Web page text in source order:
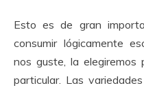
Esto es de gran
consumir lógicamente
nos guste, la elegiremos
particular. Las